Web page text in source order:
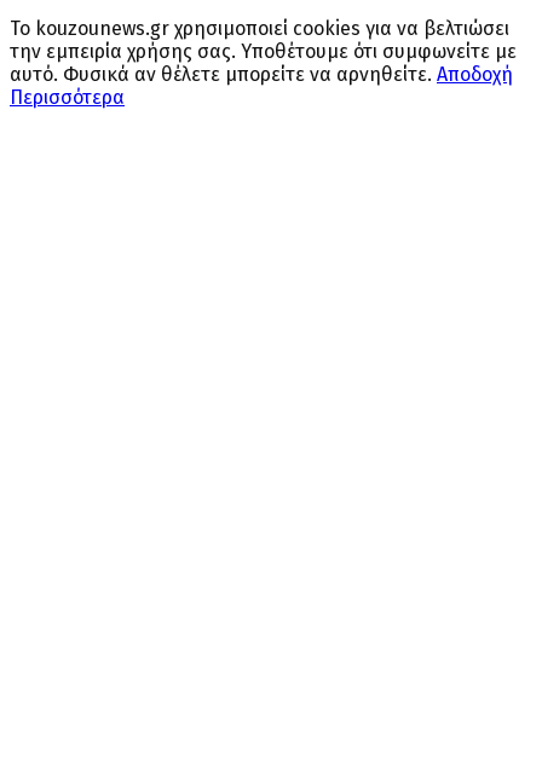
Το kouzounews.gr χρησιμοποιεί cookies για να βελτιώσει
την εμπειρία χρήσης σας. Υποθέτουμε ότι συμφωνείτε με
αυτό. Φυσικά αν θέλετε μπορείτε να αρνηθείτε. Αποδοχή
Περισσότερα